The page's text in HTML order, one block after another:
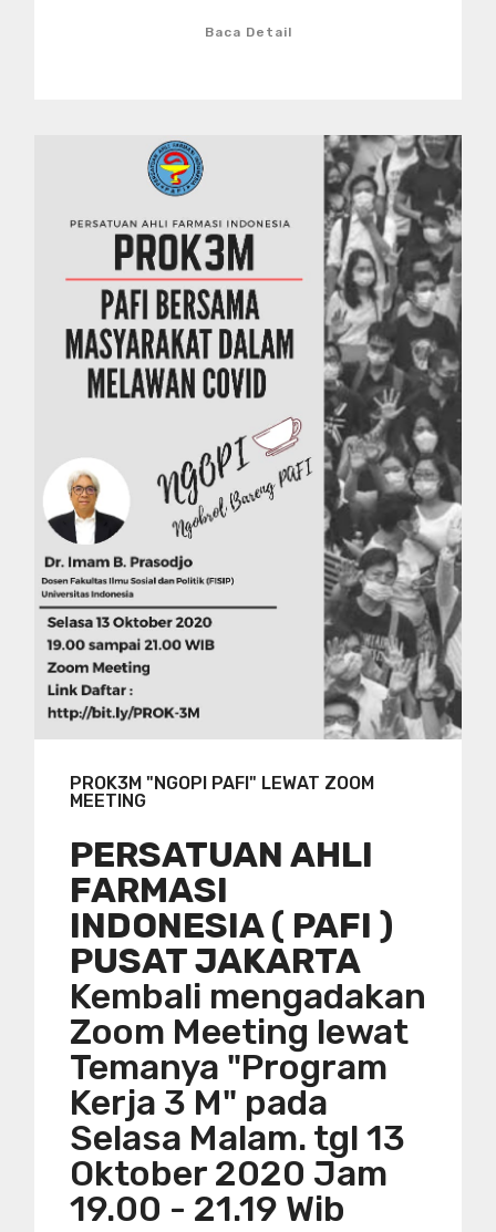
Baca Detail
PROK3M "NGOPI PAFI" LEWAT ZOOM
MEETING
PERSATUAN AHLI
FARMASI
INDONESIA ( PAFI )
PUSAT JAKARTA
Kembali mengadakan
Zoom Meeting lewat
Temanya "Program
Kerja 3 M" pada
Selasa Malam. tgl 13
Oktober 2020 Jam
19.00 - 21.19 Wib